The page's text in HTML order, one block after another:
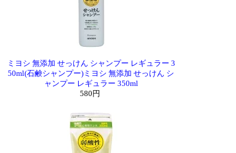
ミヨシ 無添加 せっけん シャンプー レギュラー 3
50ml(石鹸シャンプー)ミヨシ 無添加 せっけん シ
ャンプー レギュラー 350ml
580円